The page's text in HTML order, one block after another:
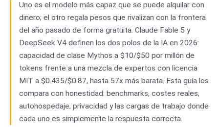
Uno es el modelo más capaz que se puede alquilar con
dinero; el otro regala pesos que rivalizan con la frontera
del año pasado de forma gratuita. Claude Fable 5 y
DeepSeek V4 definen los dos polos de la IA en 2026:
capacidad de clase Mythos a $10/$50 por millón de
tokens frente a una mezcla de expertos con licencia
MIT a $0.435/$0.87, hasta 57x más barata. Esta guía los
compara con honestidad: benchmarks, costes reales,
autohospedaje, privacidad y las cargas de trabajo donde
cada uno es simplemente la respuesta correcta.